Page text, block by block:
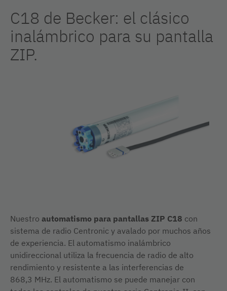
C18 de Becker: el clásico
inalámbrico para su pantalla
ZIP.
Nuestro automatismo para pantallas ZIP C18 con
sistema de radio Centronic y avalado por muchos años
de experiencia. El automatismo inalámbrico
unidireccional utiliza la frecuencia de radio de alto
rendimiento y resistente a las interferencias de
868,3 MHz. El automatismo se puede manejar con